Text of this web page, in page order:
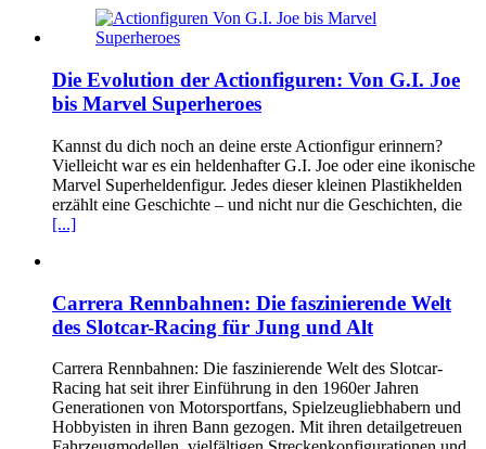
Die Evolution der Actionfiguren: Von G.I. Joe
bis Marvel Superheroes
Kannst du dich noch an deine erste Actionfigur erinnern?
Vielleicht war es ein heldenhafter G.I. Joe oder eine ikonische
Marvel Superheldenfigur. Jedes dieser kleinen Plastikhelden
erzählt eine Geschichte – und nicht nur die Geschichten, die
[...]
Carrera Rennbahnen: Die faszinierende Welt
des Slotcar-Racing für Jung und Alt
Carrera Rennbahnen: Die faszinierende Welt des Slotcar-
Racing hat seit ihrer Einführung in den 1960er Jahren
Generationen von Motorsportfans, Spielzeugliebhabern und
Hobbyisten in ihren Bann gezogen. Mit ihren detailgetreuen